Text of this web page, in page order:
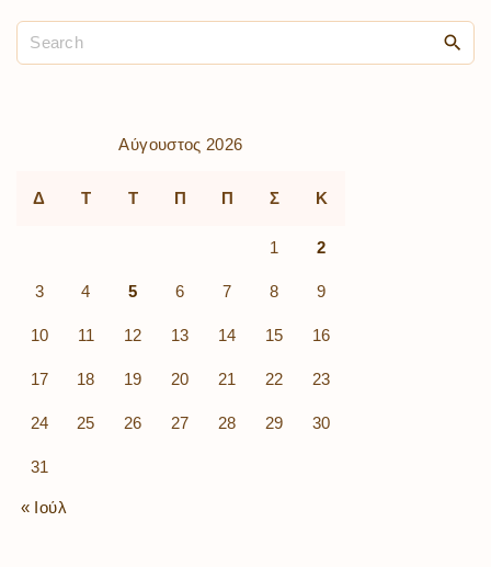
Αύγουστος 2026
Δ Τ Τ Π Π Σ Κ
1 2
3 4 5 6 7 8 9
10 11 12 13 14 15 16
17 18 19 20 21 22 23
24 25 26 27 28 29 30
31
« Ιούλ